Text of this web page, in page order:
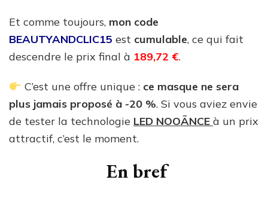
Et comme toujours, mon code
BEAUTYANDCLIC15 est cumulable, ce qui fait
descendre le prix final à 189,72 €.
C’est une offre unique : ce masque ne sera
plus jamais proposé à -20 %. Si vous aviez envie
de tester la technologie LED NOOĀNCE à un prix
attractif, c’est le moment.
En bref